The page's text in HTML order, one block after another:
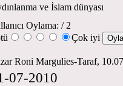
ve İslam dünyası
Oylama: / 2
Çok iyi
Roni Margulies-Taraf,
07-2010